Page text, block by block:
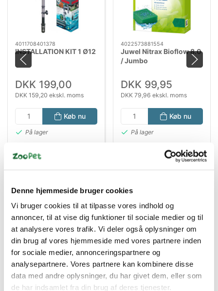
Denne hjemmeside bruger cookies
Vi bruger cookies til at tilpasse vores indhold og
annoncer, til at vise dig funktioner til sociale medier og til
at analysere vores trafik. Vi deler også oplysninger om
din brug af vores hjemmeside med vores partnere inden
for sociale medier, annonceringspartnere og
analysepartnere. Vores partnere kan kombinere disse
data med andre oplysninger, du har givet dem, eller som
de har indsamlet fra din brug af deres tjenester.
4011708401378
INSTALLATION KIT 1 Ø12
DKK 199,00
DKK 159,20 ekskl. moms
Køb nu
På lager
4022573881554
Juwel Nitrax Bioflow 8.0
/ Jumbo
DKK 99,95
DKK 79,96 ekskl. moms
Køb nu
På lager
Bestsælgende varer i Tilbehør
Akvariepumper